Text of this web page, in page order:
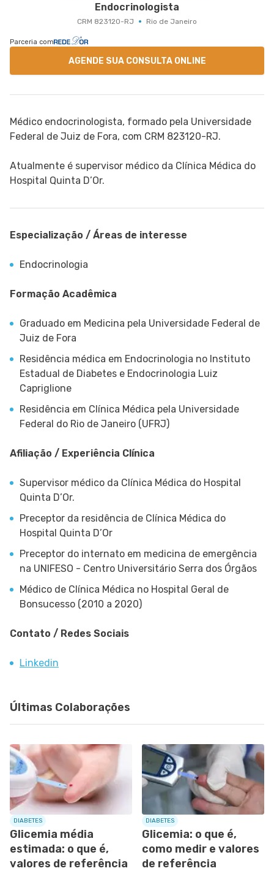
SIGA O TUA SAÚDE NAS REDES SOCIAIS
Endocrinologista
CRM 823120-RJ Rio de Janeiro
Parceria com
AGENDE SUA CONSULTA ONLINE
Médico endocrinologista, formado pela Universidade
Federal de Juiz de Fora, com CRM 823120-RJ.
Atualmente é supervisor médico da Clínica Médica do
Hospital Quinta D’Or.
Especialização / Áreas de interesse
Endocrinologia
Formação Acadêmica
Graduado em Medicina pela Universidade Federal de
Juiz de Fora
Residência médica em Endocrinologia no Instituto
Estadual de Diabetes e Endocrinologia Luiz
Capriglione
Residência em Clínica Médica pela Universidade
Federal do Rio de Janeiro (UFRJ)
Afiliação / Experiência Clínica
Supervisor médico da Clínica Médica do Hospital
Quinta D’Or.
Preceptor da residência de Clínica Médica do
Hospital Quinta D’Or
Preceptor do internato em medicina de emergência
na UNIFESO - Centro Universitário Serra dos Órgãos
Médico de Clínica Médica no Hospital Geral de
Bonsucesso (2010 a 2020)
Contato / Redes Sociais
Linkedin
Últimas Colaborações
DIABETES
Glicemia média
estimada: o que é,
valores de referência
DIABETES
Glicemia: o que é,
como medir e valores
de referência